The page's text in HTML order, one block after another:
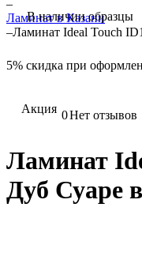
–
Ламинат в Казани
–Ламинат Ideal Touch
5% скидка при
Акция 0Нет отзывов
Ламинат
Дуб Суаре
В наличии образцы